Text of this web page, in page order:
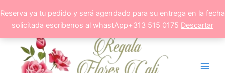
Reserva ya tu pedido y será agendado para su entrega en la fecha
solicitada escribenos al whastApp+313 515 0175 Descartar
al
contenido